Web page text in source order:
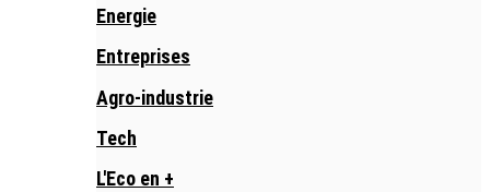
Energie
Entreprises
Agro-industrie
Tech
L'Eco en +